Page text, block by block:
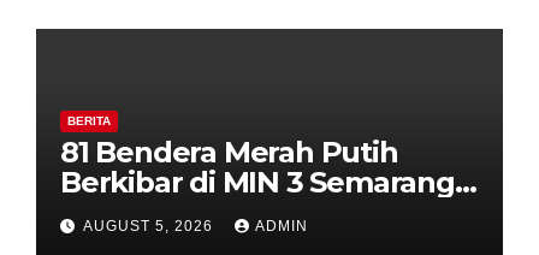
BERITA
81 Bendera Merah Putih
Berkibar di MIN 3 Semarang,
Bhabinkamtibmas Desa
Timpik Hadiri Peringatan
AUGUST 5, 2026 ADMIN